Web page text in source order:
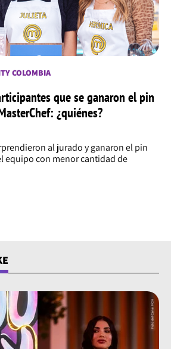
COLOMBIA
que se ganaron el pin
¿quiénes?
al jurado y ganaron el pin
equipo con menor cantidad de